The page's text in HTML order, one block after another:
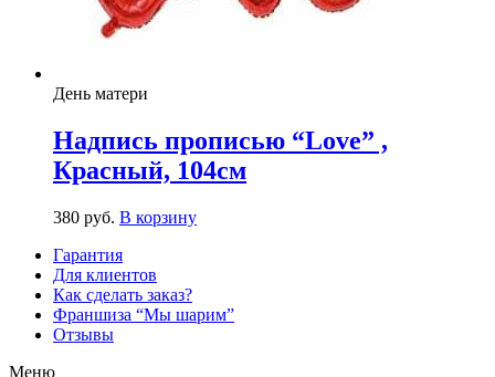
День матери
Надпись прописью “Love” ,
Красный, 104см
380 руб. В корзину
Гарантия
Для клиентов
Как сделать заказ?
Франшиза “Мы шарим”
Отзывы
Меню